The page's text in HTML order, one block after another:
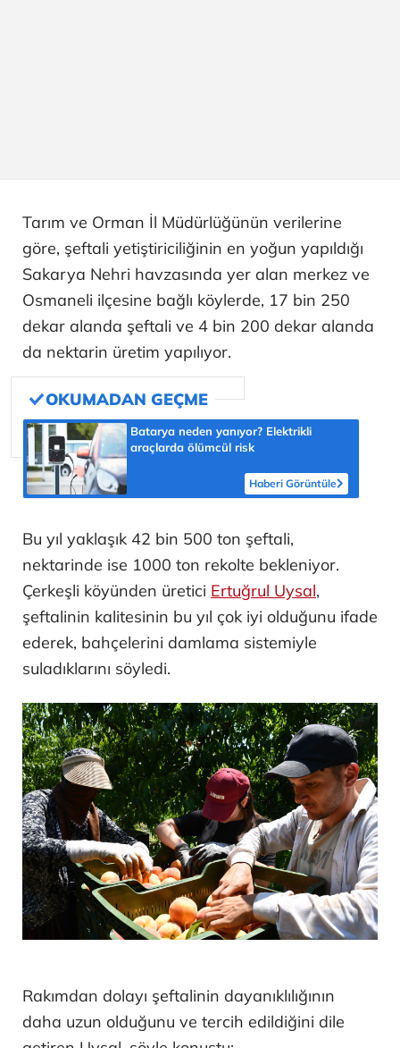
Tarım ve Orman İl Müdürlüğünün verilerine
göre, şeftali yetiştiriciliğinin en yoğun yapıldığı
Sakarya Nehri havzasında yer alan merkez ve
Osmaneli ilçesine bağlı köylerde, 17 bin 250
dekar alanda şeftali ve 4 bin 200 dekar alanda
da nektarin üretim yapılıyor.
Batarya neden yanıyor? Elektrikli
araçlarda ölümcül risk
Haberi Görüntüle
Bu yıl yaklaşık 42 bin 500 ton şeftali,
nektarinde ise 1000 ton rekolte bekleniyor.
Çerkeşli köyünden üretici Ertuğrul Uysal,
şeftalinin kalitesinin bu yıl çok iyi olduğunu ifade
ederek, bahçelerini damlama sistemiyle
suladıklarını söyledi.
Rakımdan dolayı şeftalinin dayanıklılığının
daha uzun olduğunu ve tercih edildiğini dile